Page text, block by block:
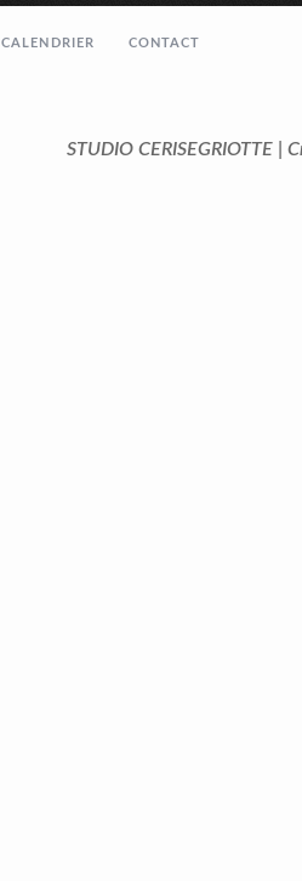
CALENDRIER CONTACT
STUDIO CERISEGRIOTTE